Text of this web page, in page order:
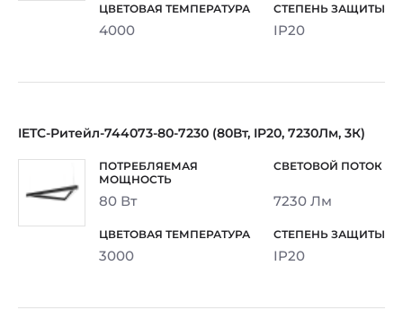
4000 IP20
IETC-Ритейл-744073-80-7230 (80Вт, IP20, 7230Лм, 3К)
80 Вт 7230 Лм
3000 IP20